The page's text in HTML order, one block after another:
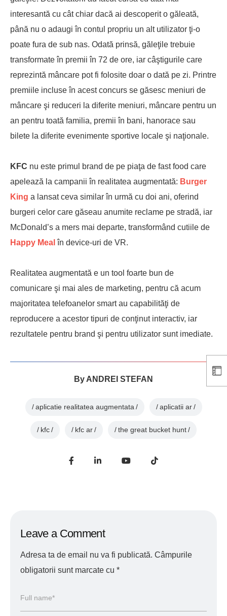
interesantă cu cât chiar dacă ai descoperit o găleată,
până nu o adaugi în contul propriu un alt utilizator ţi-o
poate fura de sub nas. Odată prinsă, găleţile trebuie
transformate în premii în 72 de ore, iar câştigurile care
reprezintă mâncare pot fi folosite doar o dată pe zi. Printre
premiile incluse în acest concurs se găsesc meniuri de
mâncare şi reduceri la diferite meniuri, mâncare pentru un
an pentru toată familia, premii în bani, hanorace sau
bilete la diferite evenimente sportive locale şi naţionale.
KFC nu este primul brand de pe piaţa de fast food care
apelează la campanii în realitatea augmentată: Burger
King a lansat ceva similar în urmă cu doi ani, oferind
burgeri celor care găseau anumite reclame pe stradă, iar
McDonald’s a mers mai departe, transformând cutiile de
Happy Meal în device-uri de VR.
Realitatea augmentată e un tool foarte bun de
comunicare şi mai ales de marketing, pentru că acum
majoritatea telefoanelor smart au capabilităţi de
reproducere a acestor tipuri de conţinut interactiv, iar
rezultatele pentru brand şi pentru utilizator sunt imediate.
By ANDREI STEFAN
aplicatie realitatea augmentata aplicatii ar
kfc kfc ar the great bucket hunt
Leave a Comment
Adresa ta de email nu va fi publicată. Câmpurile
obligatorii sunt marcate cu *